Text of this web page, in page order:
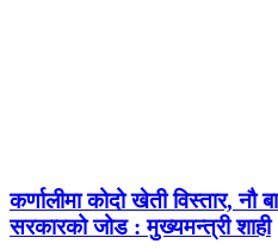
कर्णालीमा कोदो खेती विस्तार, नौ
सरकारको जोड : मुख्यमन्त्री शाही